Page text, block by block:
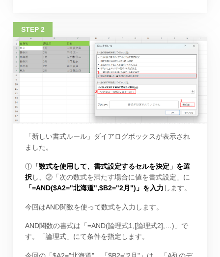
「新しい書式ルール」ダイアログボックスが表示され
ました。
①「数式を使用して、書式設定するセルを決定」を選
択 し、②「次の数式を満たす場合に値を書式設定」に
「=AND($A2="北海道",$B2="2月")」を入力 します。
今回はAND関数を使って数式を入力します。
AND関数の書式は「=AND(論理式1,[論理式2],…)」で
す。「論理式」にて条件を指定します。